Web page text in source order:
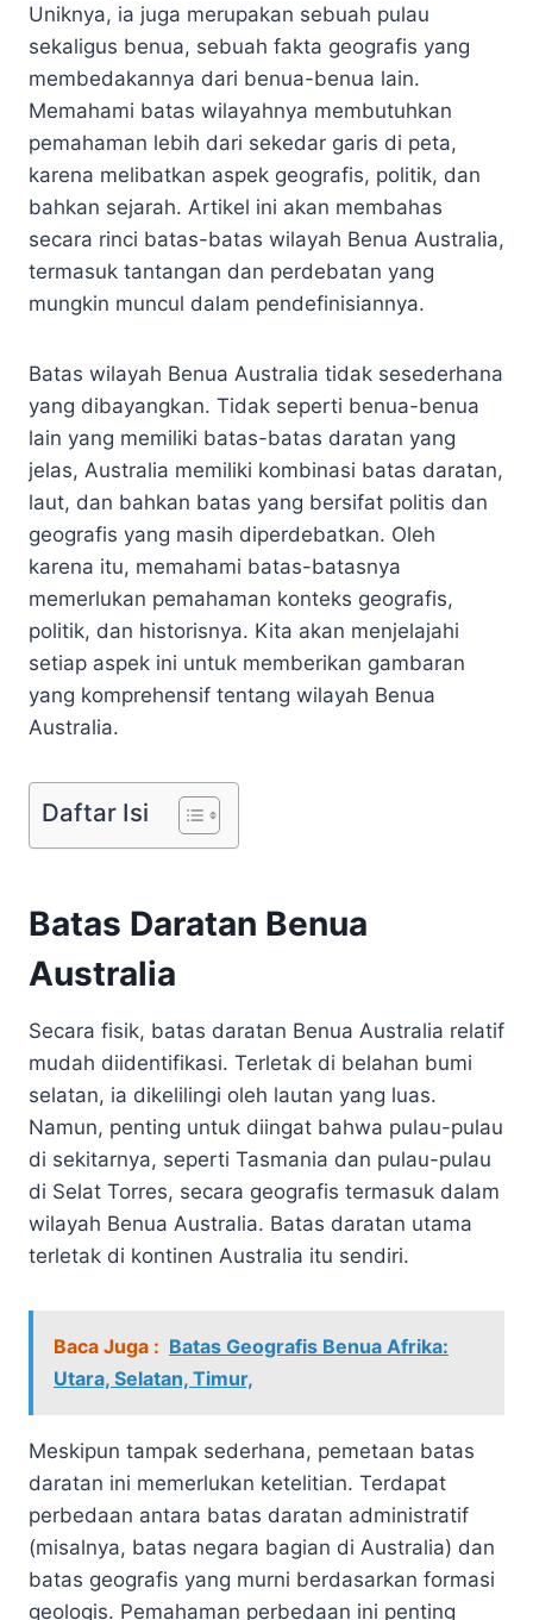
Uniknya, ia juga merupakan sebuah pulau
sekaligus benua, sebuah fakta geografis yang
membedakannya dari benua-benua lain.
Memahami batas wilayahnya membutuhkan
pemahaman lebih dari sekedar garis di peta,
karena melibatkan aspek geografis, politik, dan
bahkan sejarah. Artikel ini akan membahas
secara rinci batas-batas wilayah Benua Australia,
termasuk tantangan dan perdebatan yang
mungkin muncul dalam pendefinisiannya.
Batas wilayah Benua Australia tidak sesederhana
yang dibayangkan. Tidak seperti benua-benua
lain yang memiliki batas-batas daratan yang
jelas, Australia memiliki kombinasi batas daratan,
laut, dan bahkan batas yang bersifat politis dan
geografis yang masih diperdebatkan. Oleh
karena itu, memahami batas-batasnya
memerlukan pemahaman konteks geografis,
politik, dan historisnya. Kita akan menjelajahi
setiap aspek ini untuk memberikan gambaran
yang komprehensif tentang wilayah Benua
Australia.
Daftar Isi
Batas Daratan Benua
Australia
Secara fisik, batas daratan Benua Australia relatif
mudah diidentifikasi. Terletak di belahan bumi
selatan, ia dikelilingi oleh lautan yang luas.
Namun, penting untuk diingat bahwa pulau-pulau
di sekitarnya, seperti Tasmania dan pulau-pulau
di Selat Torres, secara geografis termasuk dalam
wilayah Benua Australia. Batas daratan utama
terletak di kontinen Australia itu sendiri.
Baca Juga : Batas Geografis Benua Afrika:
Utara, Selatan, Timur,
Meskipun tampak sederhana, pemetaan batas
daratan ini memerlukan ketelitian. Terdapat
perbedaan antara batas daratan administratif
(misalnya, batas negara bagian di Australia) dan
batas geografis yang murni berdasarkan formasi
geologis. Pemahaman perbedaan ini penting